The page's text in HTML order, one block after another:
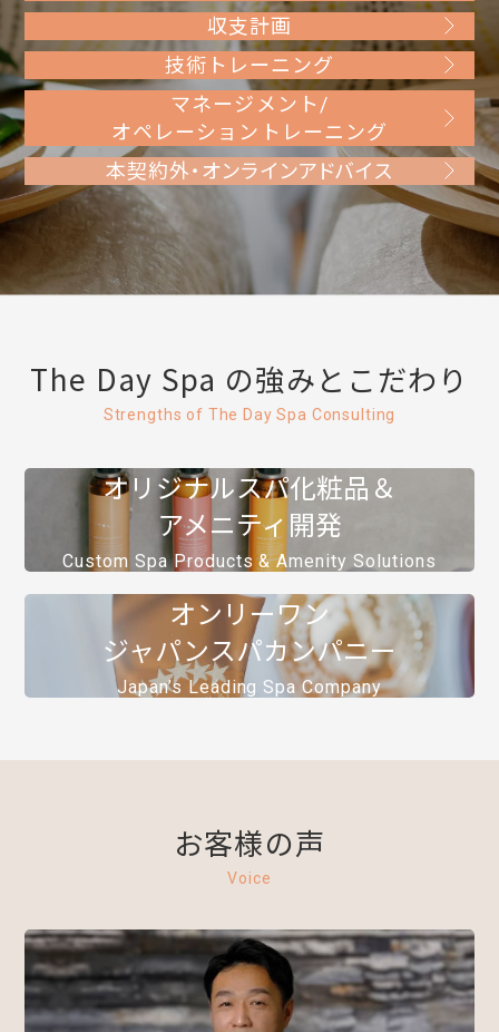
収支計画
技術トレーニング
マネージメント/
オペレーショントレーニング
本契約外・オンラインアドバイス
The Day Spa の強みとこだわり
Strengths of The Day Spa Consulting
オリジナルスパ化粧品＆
アメニティ開発
Custom Spa Products & Amenity Solutions
オンリーワン
ジャパンスパカンパニー
Japan’s Leading Spa Company
お客様の声​
Voice